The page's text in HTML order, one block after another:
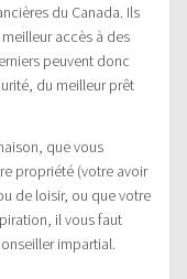
du Canada. Ils
accès à des
peuvent donc
du meilleur prêt
que vous
propriété (votre avoir
de loisir, ou que votre
il vous faut
impartial.